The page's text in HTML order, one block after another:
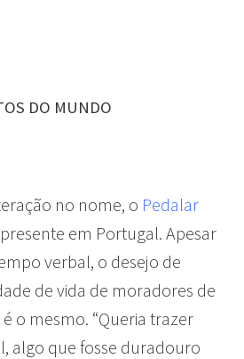
DO MUNDO
no nome, o Pedalar
em Portugal. Apesar
verbal, o desejo de
de vida de moradores de
o mesmo. “Queria trazer
algo que fosse duradouro